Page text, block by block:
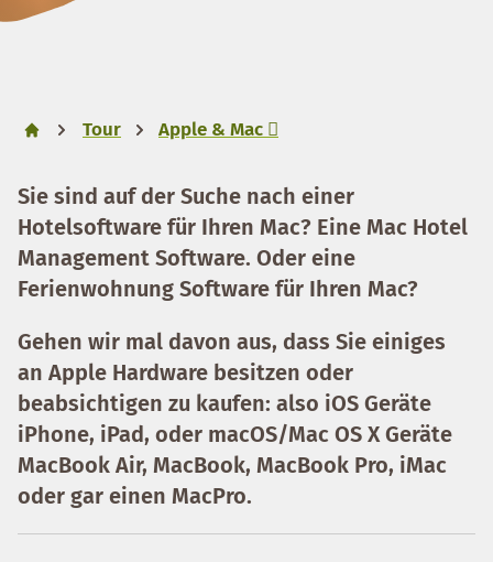
Tour Apple & Mac 
Sie sind auf der Suche nach einer
Hotelsoftware für Ihren Mac? Eine Mac Hotel
Management Software. Oder eine
Ferienwohnung Software für Ihren Mac?
Gehen wir mal davon aus, dass Sie einiges
an Apple Hardware besitzen oder
beabsichtigen zu kaufen: also iOS Geräte
iPhone, iPad, oder macOS/Mac OS X Geräte
MacBook Air, MacBook, MacBook Pro, iMac
oder gar einen MacPro.